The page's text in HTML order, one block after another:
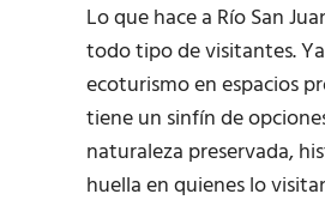
Lo que hace a Río San
todo tipo de visitantes.
ecoturismo en espacios
tiene un sinfín de
naturaleza preservada,
huella en quienes lo